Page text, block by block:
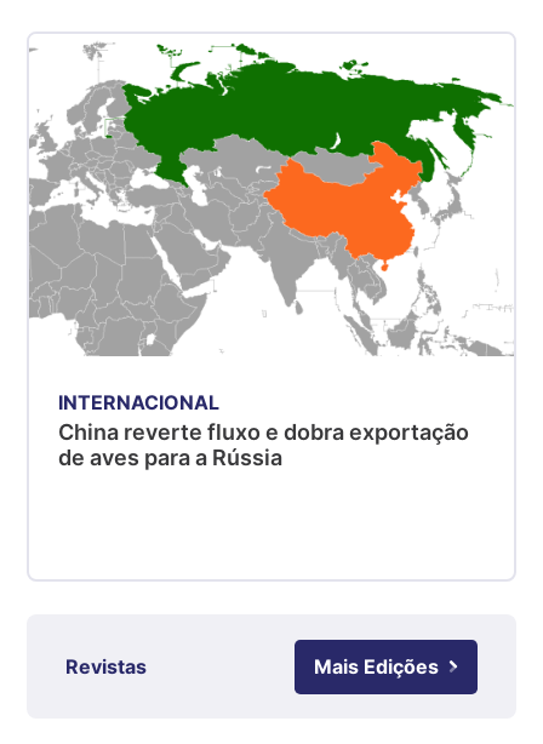
Suíno - Estadual
R$ 5,06
kg
Suíno - Estadual
MG
R$ 5,04
kg
Suíno - Estadual
PR
R$ 4,51
Suíno - Estadual
SC
RS
Ovo Branco - Regional
INTERNACIONAL
China reverte fluxo e dobra exportação
de aves para a Rússia
Revistas Mais Edições